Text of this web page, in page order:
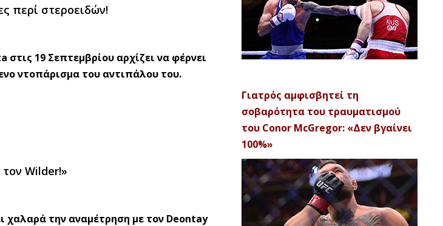
περί στεροειδών!
19 Σεπτεμβρίου αρχίζει να φέρνει
ντοπάρισμα του αντιπάλου του.
Wilder!»
χαλαρά την αναμέτρηση με τον Deontay
Γιατρός αμφισβητεί τη
σοβαρότητα του τραυματισμού
του Conor McGregor: «Δεν βγαίνει
100%»